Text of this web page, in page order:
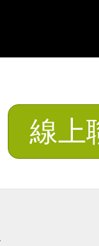
線上